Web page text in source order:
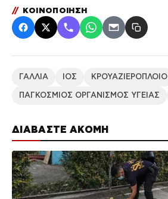
ΔΙΑΒΑΣΤΕ ΑΚΟΜΗ
// ΚΟΙΝΟΠΟΙΗΣΗ
ΓΑΛΛΙΑ ΙΟΣ ΚΡΟΥΑΖΙΕΡΟΠΛΟΙΟ
ΠΑΓΚΟΣΜΙΟΣ ΟΡΓΑΝΙΣΜΟΣ ΥΓΕΙΑΣ